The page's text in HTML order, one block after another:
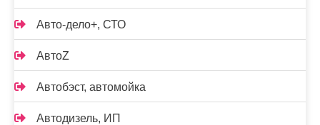
Авто-дело+, СТО
АвтоZ
Автобэст, автомойка
Автодизель, ИП